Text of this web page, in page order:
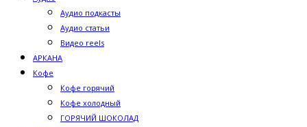
Аудио подкасты
Аудио статьи
Видео reels
АРКАНА
Кофе
Кофе горячий
Кофе холодный
ГОРЯЧИЙ ШОКОЛАД